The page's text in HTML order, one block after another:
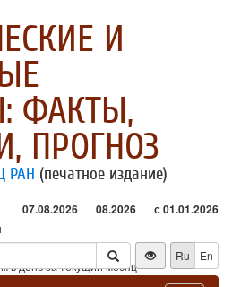
И
ФАКТЫ,
ПРОГНОЗ
РАН (печатное издание)
07.08.2026 08.2026 с 01.01.2026
в день за текущий месяц
Ru En